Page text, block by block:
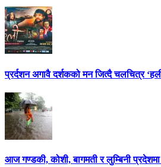
प्रर्दशन अगावै दर्शकको मन जित्दै चलचित्र
आज गण्डकी, कोशी, बागमती र लुम्बिनी प्रदेशमा